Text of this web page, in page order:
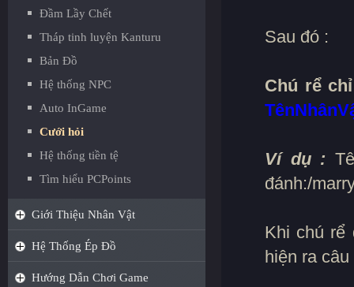
Đầm Lầy Chết
Tháp tinh luyện Kanturu
Bản Đồ
Hệ thống NPC
Auto InGame
Cưới hỏi
Hệ thống tiền tệ
Tìm hiểu PCPoints
Giới Thiệu Nhân Vật
Hệ Thống Ép Đồ
Hướng Dẫn Chơi Game
Sau đó :
Chú rể
Ví dụ :
đánh:/
Khi chú rể
hiện ra